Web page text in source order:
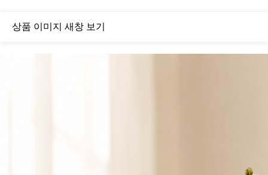
상품 이미지 새창 보기